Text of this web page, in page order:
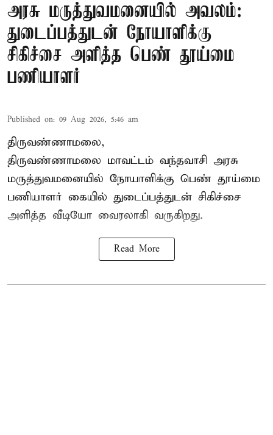
அரசு மருத்துவமனையில் அவலம்:
துடைப்பத்துடன் நோயாளிக்கு
சிகிச்சை அளித்த பெண் தூய்மை
பணியாளர்
Published on: 09 Aug 2026, 5:46 am
திருவண்ணாமலை,
திருவண்ணாமலை மாவட்டம் வந்தவாசி அரசு
மருத்துவமனையில் நோயாளிக்கு பெண் தூய்மை
பணியாளர் கையில் துடைப்பத்துடன் சிகிச்சை
அளித்த வீடியோ வைரலாகி வருகிறது.
Read More